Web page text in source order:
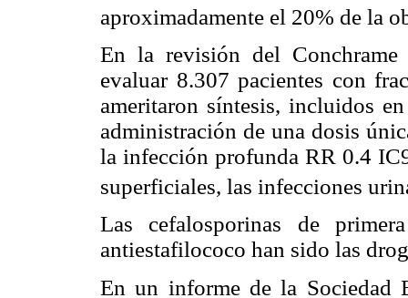
aproximadamente el 20% de la
En la revisión del
evaluar 8.307 pacientes con
ameritaron síntesis, incluidos
administración de una dosis
la infección profunda RR 0.4
superficiales, las infecciones
Las cefalosporinas de
antiestafilococo han sido las
En un informe de la Sociedad